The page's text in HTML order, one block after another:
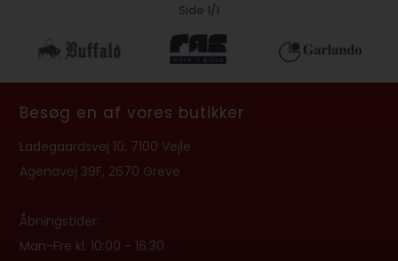
Side 1/1
Besøg en af vores butikker
Ladegaardsvej 10, 7100 Vejle
Agenavej 39F, 2670 Greve
Åbningstider:
Man-Fre kl. 10:00 - 16:30